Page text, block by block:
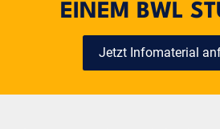
EINEM BWL
Jetzt Infomaterial